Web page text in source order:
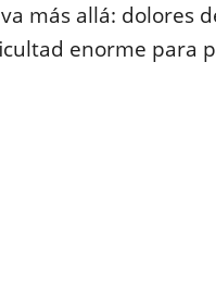
más allá: dolores
enorme para